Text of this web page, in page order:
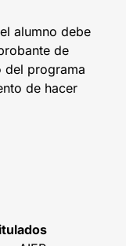
alumno debe
de
del programa
de hacer